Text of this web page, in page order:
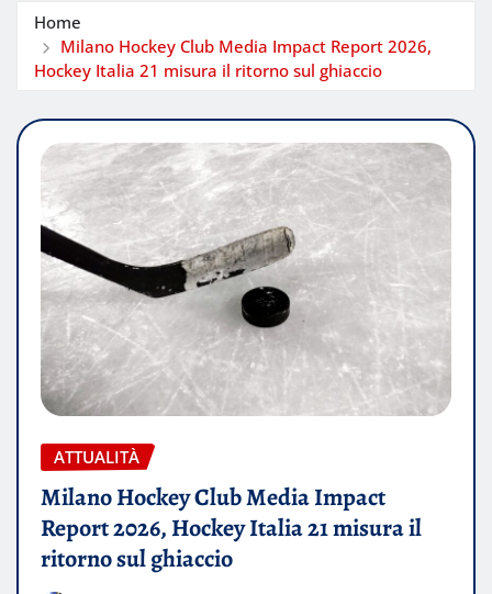
Home
Milano Hockey Club Media Impact Report 2026,
Hockey Italia 21 misura il ritorno sul ghiaccio
ATTUALITÀ
Milano Hockey Club Media Impact
Report 2026, Hockey Italia 21 misura il
ritorno sul ghiaccio